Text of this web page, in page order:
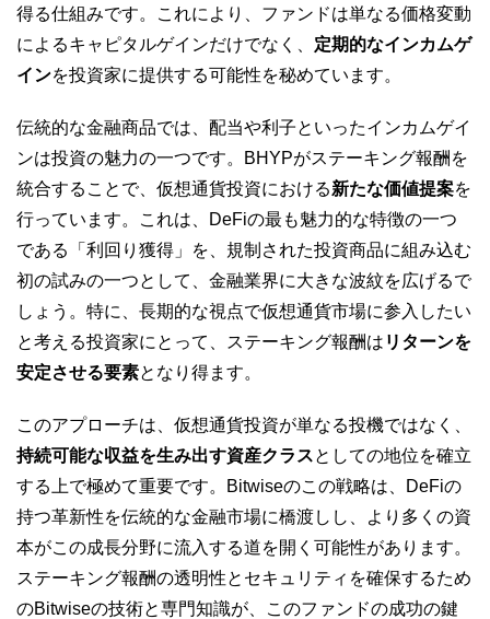
得る仕組みです。これにより、ファンドは単なる価格変動
によるキャピタルゲインだけでなく、 定期的なインカムゲ
インを投資家に提供する可能性を秘めています。
伝統的な金融商品では、配当や利子といったインカムゲイ
ンは投資の魅力の一つです。BHYPがステーキング報酬を
統合することで、仮想通貨投資における新たな価値提案を
行っています。これは、DeFiの最も魅力的な特徴の一つ
である「利回り獲得」を、規制された投資商品に組み込む
初の試みの一つとして、金融業界に大きな波紋を広げるで
しょう。特に、長期的な視点で仮想通貨市場に参入したい
と考える投資家にとって、ステーキング報酬は リターンを
安定させる要素となり得ます。
このアプローチは、仮想通貨投資が単なる投機ではなく、
持続可能な収益を生み出す資産クラスとしての地位を確立
する上で極めて重要です。Bitwiseのこの戦略は、DeFiの
持つ革新性を伝統的な金融市場に橋渡しし、より多くの資
本がこの成長分野に流入する道を開く可能性があります。
ステーキング報酬の透明性とセキュリティを確保するため
のBitwiseの技術と専門知識が、このファンドの成功の鍵